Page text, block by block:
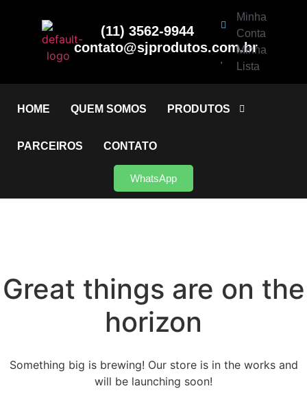
(11) 3562-9944
contato@sjprodutos.com.br
Minha
Conta
Minha
Lista
HOME QUEM SOMOS PRODUTOS
PARCEIROS CONTATO
WhatsApp
Great things are on the
horizon
Something big is brewing! Our store is in the works and
will be launching soon!